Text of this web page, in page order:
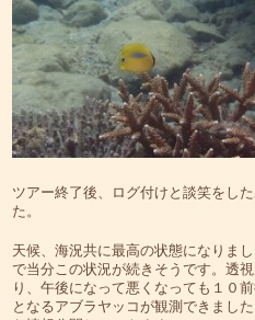
ツアー終了後、ログ付けと談笑をし
た。
天候、海況共に最高の状態になりま
で当分この状況が続きそうです。透
り、午後になって悪くなっても１０
となるアブラヤッコが観測できまし